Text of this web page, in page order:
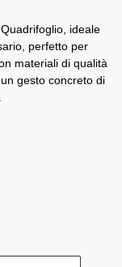
ideale
perfetto per
materiali di qualità
gesto concreto di